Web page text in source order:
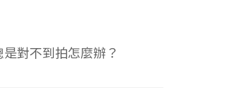
對不到拍怎麼辦？